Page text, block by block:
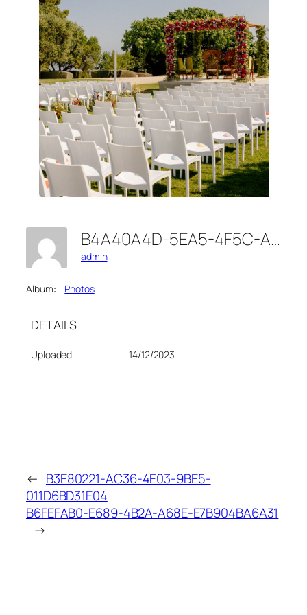
B4A40A4D-5EA5-4F5C-A975-40865B7F538D
admin
Album: Photos
DETAILS
Uploaded 14/12/2023
← B3E80221-AC36-4E03-9BE5-
011D6BD31E04
B6FEFAB0-E689-4B2A-A68E-E7B904BA6A31
→